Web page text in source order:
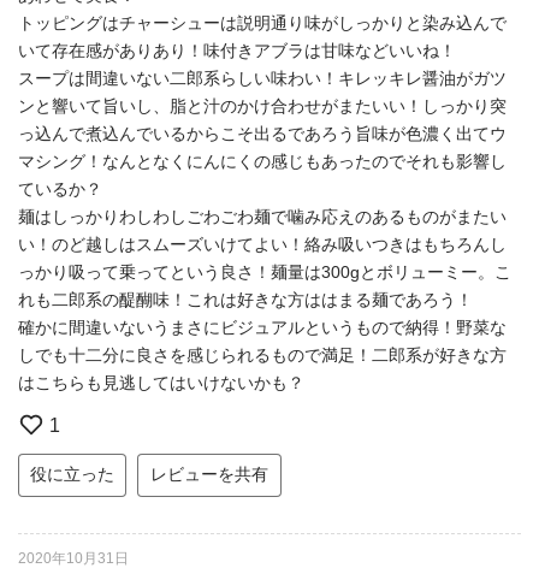
トッピングはチャーシューは説明通り味がしっかりと染み込んで
いて存在感がありあり！味付きアブラは甘味などいいね！
スープは間違いない二郎系らしい味わい！キレッキレ醤油がガツ
ンと響いて旨いし、脂と汁のかけ合わせがまたいい！しっかり突
っ込んで煮込んでいるからこそ出るであろう旨味が色濃く出てウ
マシング！なんとなくにんにくの感じもあったのでそれも影響し
ているか？
麺はしっかりわしわしごわごわ麺で噛み応えのあるものがまたい
い！のど越しはスムーズいけてよい！絡み吸いつきはもちろんし
っかり吸って乗ってという良さ！麺量は300gとボリューミー。こ
れも二郎系の醍醐味！これは好きな方ははまる麺であろう！
確かに間違いないうまさにビジュアルというもので納得！野菜な
しでも十二分に良さを感じられるもので満足！二郎系が好きな方
はこちらも見逃してはいけないかも？
1
役に立った レビューを共有
2020年10月31日